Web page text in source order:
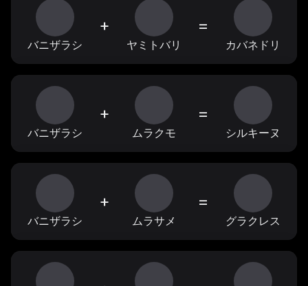
バニザラシ
+
ヤミトバリ
=
カバネドリ
バニザラシ
+
ムラクモ
=
シルキーヌ
バニザラシ
+
ムラサメ
=
グラクレス